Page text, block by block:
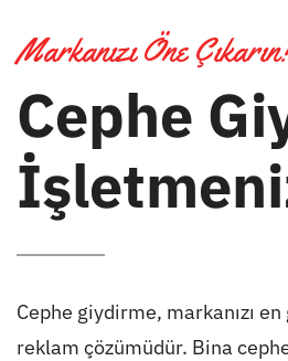
Markanızı Öne
Cephe
Cephe giydirme, markanızı
reklam çözümüdür. Bina